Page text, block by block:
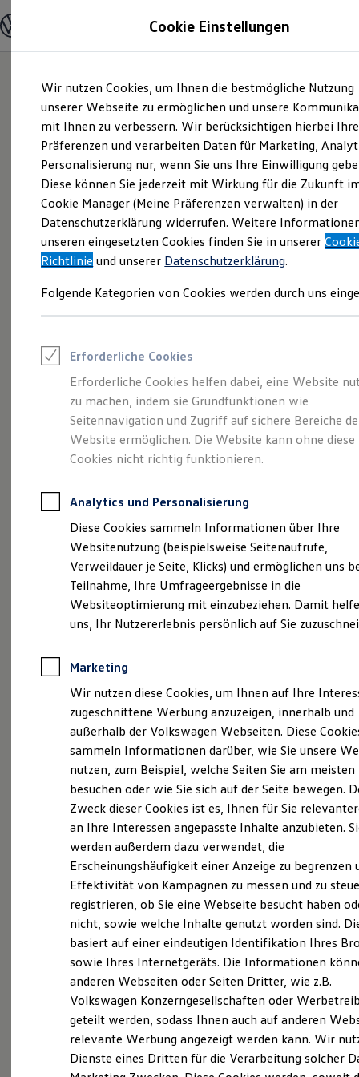
Hauptinhalt
springen
Footer
springen
Modelle und Konfigurator
Modelle vergleichen
Elektroautos
ENERGY Sondermodelle
Nutzfahrzeuge
SUV und CUV
Familienautos
Kombis
Kompaktwagen
Sportwagen
Schnell verfügbare Fahrzeuge
Angebote und Produkte
Aktuelle Angebote
E-Auto-Förderung
Volkswagen Marktplatz
Junge Gebrauchtwagen und Gebrauchtwagen
Saisonangebote
Leasing
Leasing-Angebote
Gebrauchtwagen Leasing
Junge Gebrauchtwagen-Leasing
Elektroauto Leasing
Kleinwagen-Leasing
Leasing ohne Anzahlung
Autokredit mit Schlussrate
Versicherungen und Garantien
Kfz-Versicherung
Restschuldversicherungen
Garantien
Wartungsverträge
Geschäftskunden
Professional Class bei Volkswagen
Großkunden
Behörden
Anpfiff zum Gewinn
Elektroautos
ID. Tutorials
Elektrofahrzeugkonzepte
Reichweite
Reichweite der ID. Modelle
Reichweite im Winter
Laden
Laden unterwegs
Laden Zuhause
Ladezeitensimulator
Batterie
Sicherheit
Garantie und Lebensdauer
Nachhaltigkeit
Technologie
Kosten und Kauf
Verbrauchskosten
Kaufoptionen
E-Auto-Förderung
Software und Konnektivität
Die ID. Software 6
ID. Software Versionen und Updates
Digitale Extras
Schnittstellen zu Ihrem ID.
Gepflegt, geprüft und
für gut befunden.
Volkswagen
Zertifizierte
Gebrauchtwagen.
Impressum & Rechtliches)
Ganz selbstverständlich.Das
Gebrauchtwagen-
Leistungsversprechen.
Rundum sicher: der 360° Gebrauchtwagen
Bevor ein VolkswagenZertifizierter
Gebrauchtwagenan unsere Kunden
Cookie Einstellungen
Wir nutzen Cookies, um Ihnen die bestmögliche Nutzung
unserer Webseite zu ermöglichen und unsere
mit Ihnen zu verbessern. Wir berücksichtigen hierbei Ihre
Präferenzen und verarbeiten Daten für Marketing,
Personalisierung nur, wenn Sie uns Ihre Einwilligung
Diese können Sie jederzeit mit Wirkung für die Zukunft
Cookie Manager (Meine Präferenzen verwalten) in der
Datenschutzerklärung widerrufen. Weitere
unseren eingesetzten Cookies finden Sie in unserer
Richtlinie und unserer Datenschutzerklärung.
Folgende Kategorien von Cookies werden durch uns
Erforderliche Cookies
Erforderliche Cookies helfen dabei, eine Website
zu machen, indem sie Grundfunktionen wie
Seitennavigation und Zugriff auf sichere Bereiche
Website ermöglichen. Die Website kann ohne diese
Cookies nicht richtig funktionieren.
Analytics und Personalisierung
Diese Cookies sammeln Informationen über Ihre
Websitenutzung (beispielsweise Seitenaufrufe,
Verweildauer je Seite, Klicks) und ermöglichen uns
Teilnahme, Ihre Umfrageergebnisse in die
Websiteoptimierung mit einzubeziehen. Damit
uns, Ihr Nutzererlebnis persönlich auf Sie
Marketing
Wir nutzen diese Cookies, um Ihnen auf Ihre
zugeschnittene Werbung anzuzeigen, innerhalb und
außerhalb der Volkswagen Webseiten. Diese
sammeln Informationen darüber, wie Sie unsere
nutzen, zum Beispiel, welche Seiten Sie am meisten
besuchen oder wie Sie sich auf der Seite bewegen.
Zweck dieser Cookies ist es, Ihnen für Sie
an Ihre Interessen angepasste Inhalte anzubieten.
werden außerdem dazu verwendet, die
Erscheinungshäufigkeit einer Anzeige zu begrenzen
Effektivität von Kampagnen zu messen und zu
registrieren, ob Sie eine Webseite besucht haben
nicht, sowie welche Inhalte genutzt worden sind.
basiert auf einer eindeutigen Identifikation Ihres
sowie Ihres Internetgeräts. Die Informationen
anderen Webseiten oder Seiten Dritter, wie z.B.
Volkswagen Konzerngesellschaften oder
geteilt werden, sodass Ihnen auch auf anderen
relevante Werbung angezeigt werden kann. Wir
Dienste eines Dritten für die Verarbeitung solcher